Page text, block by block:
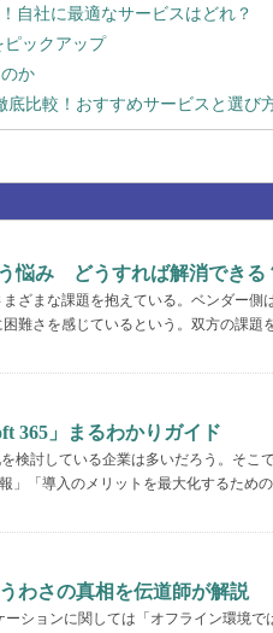
自社に最適なサービスはどれ？
ピックアップ
か
底比較！おすすめサービスと選び
悩み どうすれば解消できる
ざまな課題を抱えている。ベンダー側
難さを感じているという。双方の課題
365」まるわかりガイド
検討している企業は多いだろう。そこ
」「導入のメリットを最大化するため
わさの真相を伝道師が解説
ションに関しては「オフライン環境で